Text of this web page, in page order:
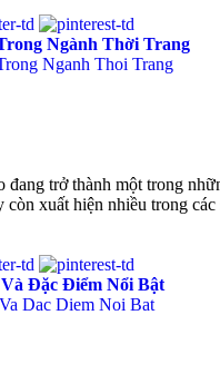
Ngành Thời Trang
đang trở thành một trong
xuất hiện nhiều trong các
Đặc Điểm Nổi Bật